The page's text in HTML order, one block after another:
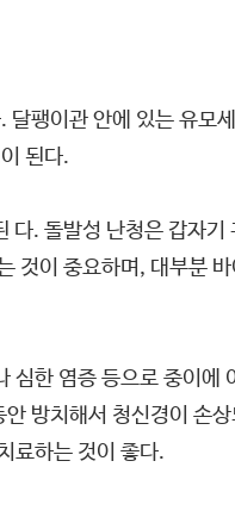
팽이관 안에 있는 유모
된다.
. 돌발성 난청은 갑자기
것이 중요하며, 대부분
한 염증 등으로 중이에
방치해서 청신경이 손
료하는 것이 좋다.